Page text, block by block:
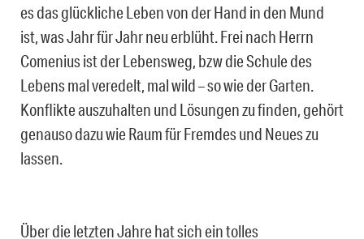
es das glückliche Leben von der Hand in den Mund
ist, was Jahr für Jahr neu erblüht. Frei nach Herrn
Comenius ist der Lebensweg, bzw die Schule des
Lebens mal veredelt, mal wild – so wie der Garten.
Konflikte auszuhalten und Lösungen zu finden, gehört
genauso dazu wie Raum für Fremdes und Neues zu
lassen.
Über die letzten Jahre hat sich ein tolles